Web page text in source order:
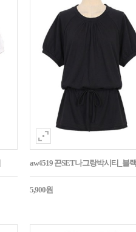
aw4519 끈SET나그랑박시티_블랙
5,900원